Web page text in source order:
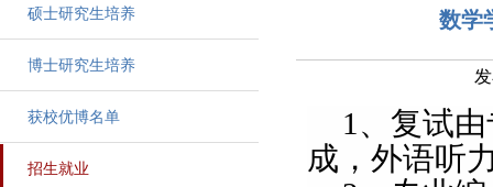
硕士研究生培养
博士研究生培养
获校优博名单
招生就业
数学
1 、复试
成，外语听